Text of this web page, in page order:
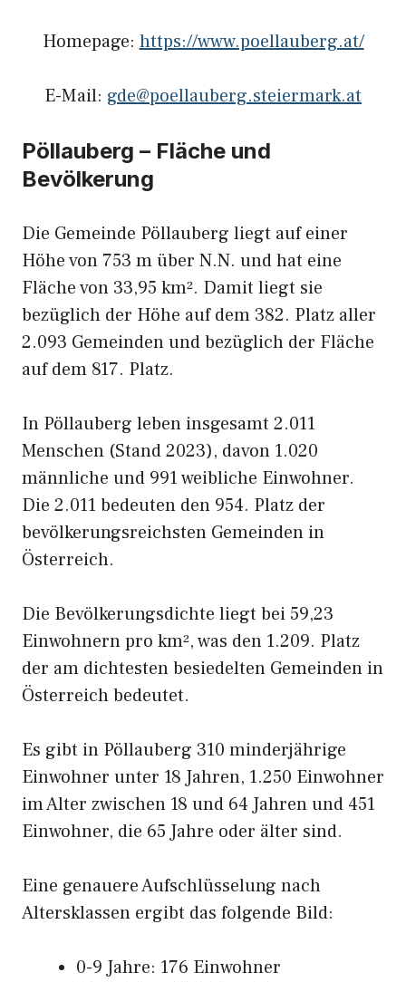
Homepage: https://www.poellauberg.at/
E-Mail: gde@poellauberg.steiermark.at
Pöllauberg – Fläche und
Bevölkerung
Die Gemeinde Pöllauberg liegt auf einer
Höhe von 753 m über N.N. und hat eine
Fläche von 33,95 km². Damit liegt sie
bezüglich der Höhe auf dem 382. Platz aller
2.093 Gemeinden und bezüglich der Fläche
auf dem 817. Platz.
In Pöllauberg leben insgesamt 2.011
Menschen (Stand 2023), davon 1.020
männliche und 991 weibliche Einwohner.
Die 2.011 bedeuten den 954. Platz der
bevölkerungsreichsten Gemeinden in
Österreich.
Die Bevölkerungsdichte liegt bei 59,23
Einwohnern pro km², was den 1.209. Platz
der am dichtesten besiedelten Gemeinden in
Österreich bedeutet.
Es gibt in Pöllauberg 310 minderjährige
Einwohner unter 18 Jahren, 1.250 Einwohner
im Alter zwischen 18 und 64 Jahren und 451
Einwohner, die 65 Jahre oder älter sind.
Eine genauere Aufschlüsselung nach
Altersklassen ergibt das folgende Bild:
0-9 Jahre: 176 Einwohner